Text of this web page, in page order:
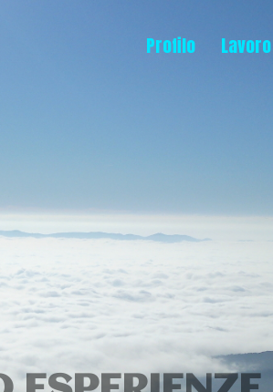
Profilo Lavoro